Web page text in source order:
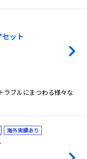
ット
ラブルにまつわる様々な
海外実績あり